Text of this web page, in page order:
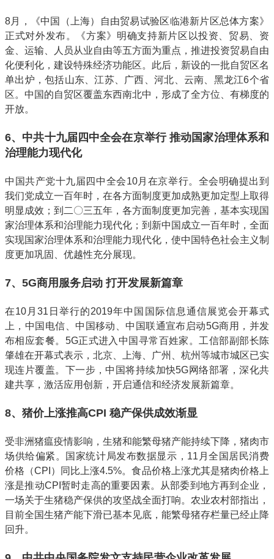
8月，《中国（上海）自由贸易试验区临港新片区总体方案》
正式对外发布。《方案》明确支持新片区以投资、贸易、资
金、运输、人员从业自由等五方面为重点，推进投资贸易自由
化便利化，建设特殊经济功能区。此后，新设的一批自贸区名
单出炉，包括山东、江苏、广西、河北、云南、黑龙江6个省
区。中国的自贸区覆盖东西南北中，形成了全方位、有梯度的
开放。
6、中共十九届四中全会在京举行 推动国家治理体系和
治理能力现代化
中国共产党十九届四中全会10月在京举行。全会明确提出到
我们党成立一百年时，在各方面制度更加成熟更加定型上取得
明显成效；到二〇三五年，各方面制度更加完善，基本实现国
家治理体系和治理能力现代化；到新中国成立一百年时，全面
实现国家治理体系和治理能力现代化，使中国特色社会主义制
度更加巩固、优越性充分展现。
7、5G商用服务启动 打开发展新篇章
在10月31日举行的2019年中国国际信息通信展览会开幕式
上，中国电信、中国移动、中国联通宣布启动5G商用，并发
布相应套餐。5G正式进入中国寻常百姓家。工信部副部长陈
肇雄在开幕式表示，北京、上海、广州、杭州等城市城区已实
现连片覆盖。下一步，中国将持续加快5G网络部署，深化共
建共享，激活应用创新，开启通信和经济发展新篇章。
8、猪价上涨推高CPI 稳产保供成效渐显
受非洲猪瘟疫情影响，生猪和能繁母猪产能持续下降，猪肉市
场供给偏紧。国家统计局发布数据显示，11月全国居民消费
价格（CPI）同比上涨4.5%。食品价格上涨尤其是猪肉价格上
涨是推动CPI暂时走高的重要因素。从部委到地方再到企业，
一场关于生猪稳产保供的攻坚战全面打响。农业农村部指出，
目前全国生猪产能下滑已基本见底，能繁母猪存栏量已经止降
回升。